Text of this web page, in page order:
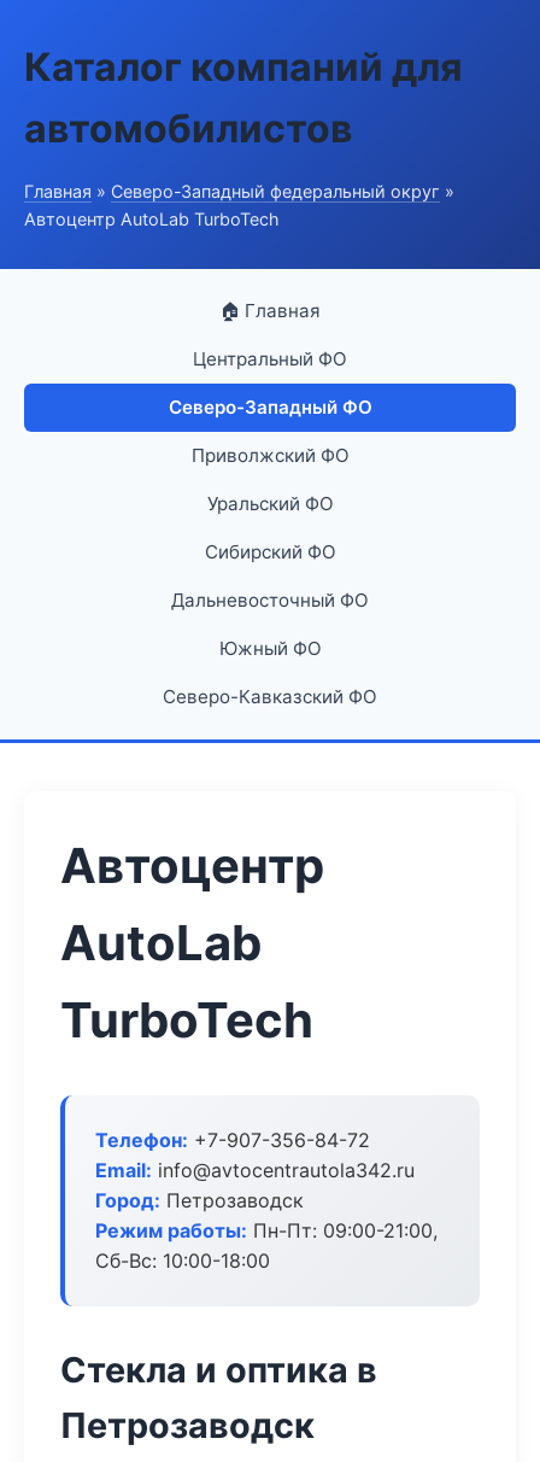
Каталог компаний для
автомобилистов
Главная » Северо-Западный федеральный округ »
Автоцентр AutoLab TurboTech
🏠 Главная
Центральный ФО
Северо-Западный ФО
Приволжский ФО
Уральский ФО
Сибирский ФО
Дальневосточный ФО
Южный ФО
Северо-Кавказский ФО
Автоцентр
AutoLab
TurboTech
Телефон: +7-907-356-84-72
Email: info@avtocentrautola342.ru
Город: Петрозаводск
Режим работы: Пн-Пт: 09:00-21:00,
Сб-Вс: 10:00-18:00
Стекла и оптика в
Петрозаводск